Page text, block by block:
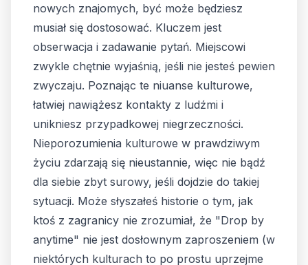
nowych znajomych, być może będziesz
musiał się dostosować. Kluczem jest
obserwacja i zadawanie pytań. Miejscowi
zwykle chętnie wyjaśnią, jeśli nie jesteś pewien
zwyczaju. Poznając te niuanse kulturowe,
łatwiej nawiążesz kontakty z ludźmi i
unikniesz przypadkowej niegrzeczności.
Nieporozumienia kulturowe w prawdziwym
życiu zdarzają się nieustannie, więc nie bądź
dla siebie zbyt surowy, jeśli dojdzie do takiej
sytuacji. Może słyszałeś historie o tym, jak
ktoś z zagranicy nie zrozumiał, że "Drop by
anytime" nie jest dosłownym zaproszeniem (w
niektórych kulturach to po prostu uprzejme